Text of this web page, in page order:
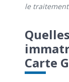
le
Carte